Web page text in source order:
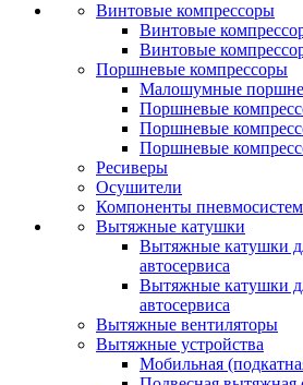
Винтовые компрессоры
Винтовые
Винтовые
Поршневые компрессоры
Малошумные
Поршневые
Поршневые
Поршневые
Ресиверы
Осушители
Компоненты пневмосистем
Вытяжные катушки
Вытяжные катушки
автосервиса
Вытяжные катушки
автосервиса
Вытяжные вентиляторы
Вытяжные устройства
Мобильная